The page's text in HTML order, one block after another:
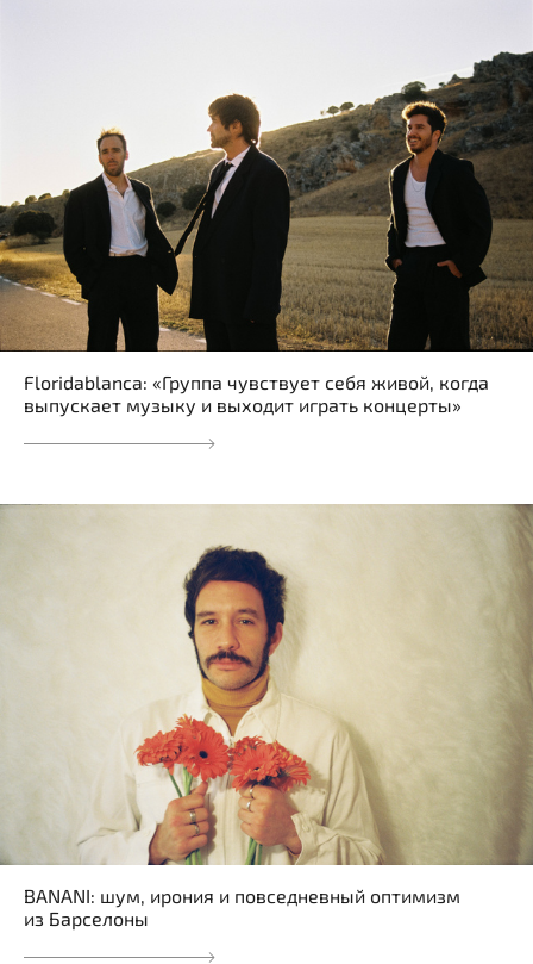
Floridablanca: «Группа чувствует себя живой, когда
выпускает музыку и выходит играть концерты»
BANANI: шум, ирония и повседневный оптимизм
из Барселоны